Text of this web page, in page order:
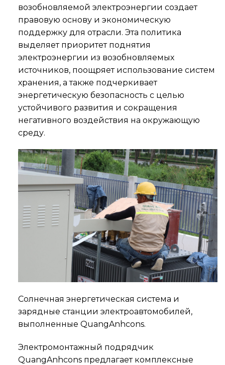
возобновляемой электроэнергии создает
правовую основу и экономическую
поддержку для отрасли. Эта политика
выделяет приоритет поднятия
электроэнергии из возобновляемых
источников, поощряет использование систем
хранения, а также подчеркивает
энергетическую безопасность с целью
устойчивого развития и сокращения
негативного воздействия на окружающую
среду.
Солнечная энергетическая система и
зарядные станции электроавтомобилей,
выполненные QuangAnhcons.
Электромонтажный подрядчик
QuangAnhcons предлагает комплексные